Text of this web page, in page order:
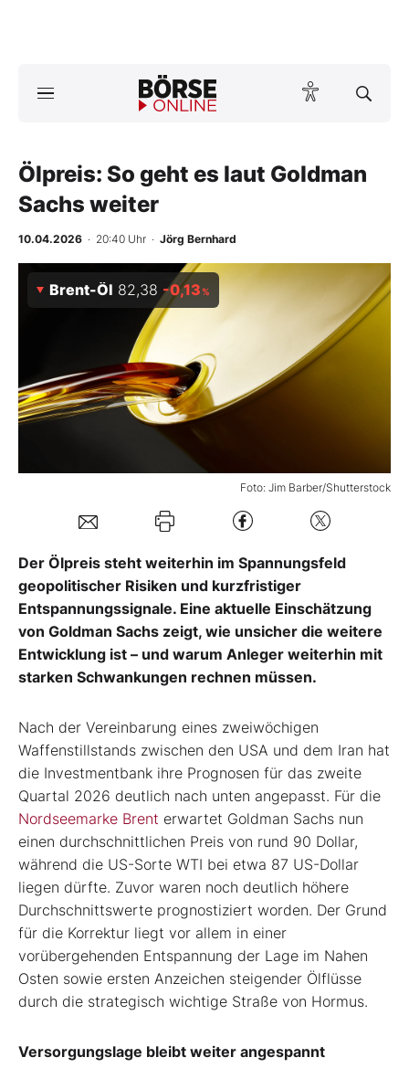
Anlageprodukte
Finanz-Check
Abo & Shop
BO-Musterdepots
Mein B:O
Folgen Sie uns
Kontakt
Ölpreis: So geht es laut Goldman
Sachs weiter
10.04.2026 · 20:40 Uhr · Jörg Bernhard
Foto: Jim Barber/Shutterstock
Brent-Öl 82,38 -0,13 %
Der Ölpreis steht weiterhin im Spannungsfeld
geopolitischer Risiken und kurzfristiger
Entspannungssignale. Eine aktuelle Einschätzung
von Goldman Sachs zeigt, wie unsicher die weitere
Entwicklung ist – und warum Anleger weiterhin mit
starken Schwankungen rechnen müssen.
Nach der Vereinbarung eines zweiwöchigen
Waffenstillstands zwischen den USA und dem Iran hat
die Investmentbank ihre Prognosen für das zweite
Quartal 2026 deutlich nach unten angepasst. Für die
Nordseemarke Brent erwartet Goldman Sachs nun
einen durchschnittlichen Preis von rund 90 Dollar,
während die US-Sorte WTI bei etwa 87 US-Dollar
liegen dürfte. Zuvor waren noch deutlich höhere
Durchschnittswerte prognostiziert worden. Der Grund
für die Korrektur liegt vor allem in einer
vorübergehenden Entspannung der Lage im Nahen
Osten sowie ersten Anzeichen steigender Ölflüsse
durch die strategisch wichtige Straße von Hormus.
Versorgungslage bleibt weiter angespannt